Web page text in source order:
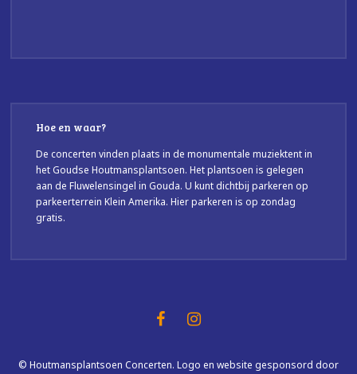
Hoe en waar?
De concerten vinden plaats in de monumentale muziektent in
het Goudse Houtmansplantsoen. Het plantsoen is gelegen
aan de Fluwelensingel in Gouda. U kunt dichtbij parkeren op
parkeerterrein Klein Amerika. Hier parkeren is op zondag
gratis.
© Houtmansplantsoen Concerten. Logo en website gesponsord door